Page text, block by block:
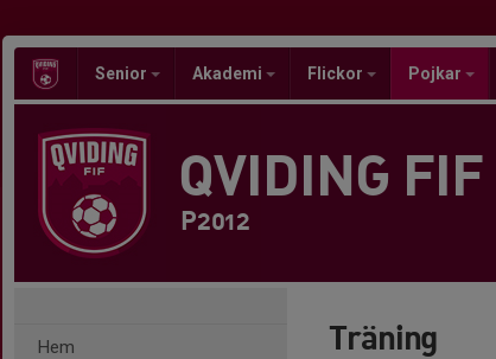
Senior Akademi Flickor Pojkar
QVIDING FIF
P2012
Hem Träning